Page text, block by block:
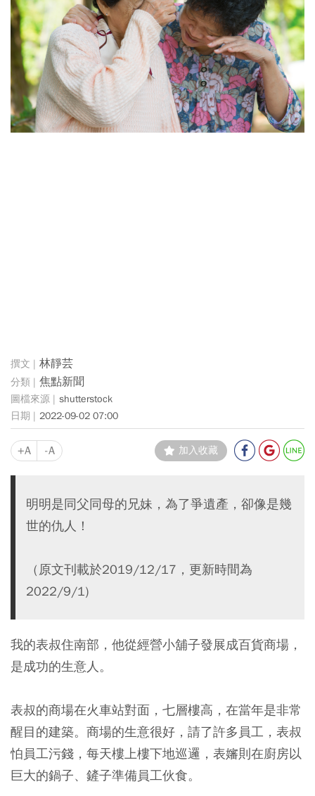
林靜芸
焦點新聞
shutterstock
2022-09-02 07:00
+A -A 加入收藏
明明是同父同母的兄妹，為了爭遺產，卻像是幾
世的仇人！
（原文刊載於2019/12/17，更新時間為
2022/9/1)
我的表叔住南部，他從經營小舖子發展成百貨商場，
是成功的生意人。
表叔的商場在火車站對面，七層樓高，在當年是非常
醒目的建築。商場的生意很好，請了許多員工，表叔
怕員工污錢，每天樓上樓下地巡邏，表嬸則在廚房以
巨大的鍋子、鏟子準備員工伙食。